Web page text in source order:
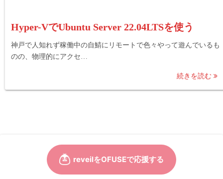
Hyper-VでUbuntu Server 22.04LTSを使う
神戸で人知れず稼働中の自鯖にリモートで色々やって遊んでいるも
のの、物理的にアクセ…
続きを読む